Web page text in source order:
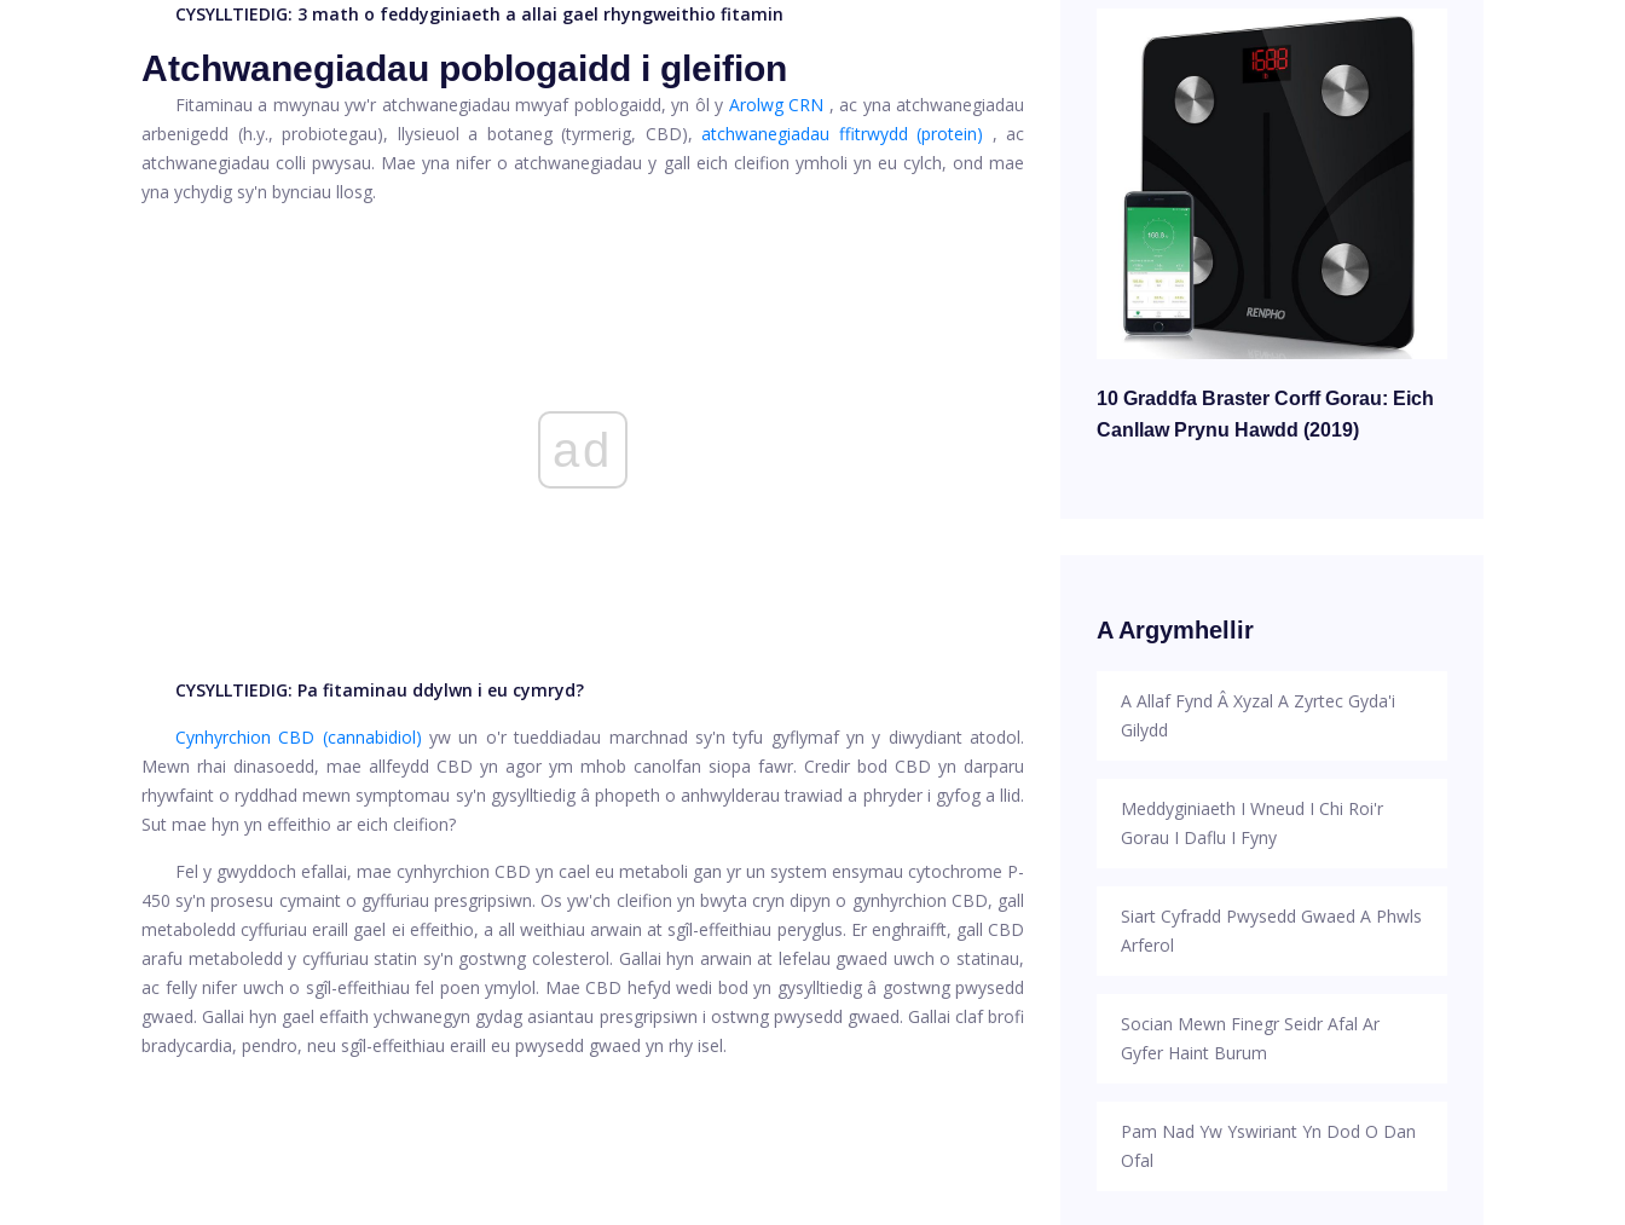
CYSYLLTIEDIG: 3 math o feddyginiaeth a allai gael rhyngweithio fitamin
Atchwanegiadau poblogaidd i gleifion
Fitaminau a mwynau yw'r atchwanegiadau mwyaf poblogaidd, yn ôl y Arolwg CRN , ac yna atchwanegiadau
arbenigedd (h.y., probiotegau), llysieuol a botaneg (tyrmerig, CBD), atchwanegiadau ffitrwydd (protein) , ac
atchwanegiadau colli pwysau. Mae yna nifer o atchwanegiadau y gall eich cleifion ymholi yn eu cylch, ond mae
yna ychydig sy'n bynciau llosg.
ad
CYSYLLTIEDIG: Pa fitaminau ddylwn i eu cymryd?
Cynhyrchion CBD (cannabidiol) yw un o'r tueddiadau marchnad sy'n tyfu gyflymaf yn y diwydiant atodol.
Mewn rhai dinasoedd, mae allfeydd CBD yn agor ym mhob canolfan siopa fawr. Credir bod CBD yn darparu
rhywfaint o ryddhad mewn symptomau sy'n gysylltiedig â phopeth o anhwylderau trawiad a phryder i gyfog a llid.
Sut mae hyn yn effeithio ar eich cleifion?
Fel y gwyddoch efallai, mae cynhyrchion CBD yn cael eu metaboli gan yr un system ensymau cytochrome P-
450 sy'n prosesu cymaint o gyffuriau presgripsiwn. Os yw'ch cleifion yn bwyta cryn dipyn o gynhyrchion CBD, gall
metaboledd cyffuriau eraill gael ei effeithio, a all weithiau arwain at sgîl-effeithiau peryglus. Er enghraifft, gall CBD
arafu metaboledd y cyffuriau statin sy'n gostwng colesterol. Gallai hyn arwain at lefelau gwaed uwch o statinau,
ac felly nifer uwch o sgîl-effeithiau fel poen ymylol. Mae CBD hefyd wedi bod yn gysylltiedig â gostwng pwysedd
gwaed. Gallai hyn gael effaith ychwanegyn gydag asiantau presgripsiwn i ostwng pwysedd gwaed. Gallai claf brofi
bradycardia, pendro, neu sgîl-effeithiau eraill eu pwysedd gwaed yn rhy isel.
10 Graddfa Braster Corff Gorau: Eich
Canllaw Prynu Hawdd (2019)
A Argymhellir
A Allaf Fynd Â Xyzal A Zyrtec Gyda'i
Gilydd
Meddyginiaeth I Wneud I Chi Roi'r
Gorau I Daflu I Fyny
Siart Cyfradd Pwysedd Gwaed A Phwls
Arferol
Socian Mewn Finegr Seidr Afal Ar
Gyfer Haint Burum
Pam Nad Yw Yswiriant Yn Dod O Dan
Ofal